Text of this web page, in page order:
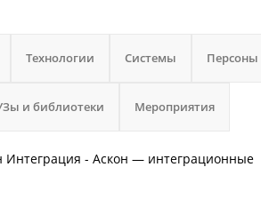
Технологии Системы Персоны
и библиотеки Мероприятия
Интеграция - Аскон — интеграционные